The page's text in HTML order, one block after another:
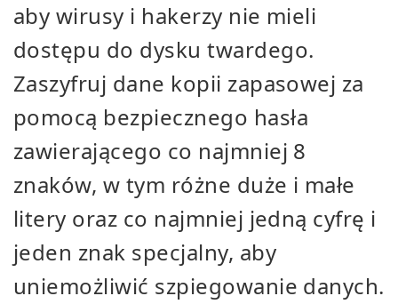
aby wirusy i hakerzy nie mieli
dostępu do dysku twardego.
Zaszyfruj dane kopii zapasowej za
pomocą bezpiecznego hasła
zawierającego co najmniej 8
znaków, w tym różne duże i małe
litery oraz co najmniej jedną cyfrę i
jeden znak specjalny, aby
uniemożliwić szpiegowanie danych.